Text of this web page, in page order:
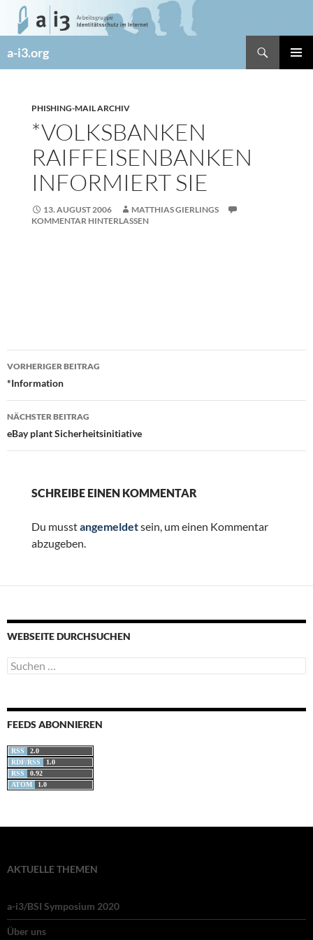
Zum
Inhalt
a-i3.org
PHISHING-MAIL ARCHIV
*VOLKSBANKEN
RAIFFEISENBANKEN
INFORMIERT SIE
13. AUGUST 2006
MATTHIAS GIERLINGS
KOMMENTAR HINTERLASSEN
Beitragsnavigation
VORHERIGER BEITRAG
*Information
NÄCHSTER BEITRAG
eBay plant Sicherheitsinitiative
SCHREIBE EINEN KOMMENTAR
Du musstangemeldetsein, um einen Kommentar
abzugeben.
WEBSEITE DURCHSUCHEN
Suchen
nach:
FEEDS ABONNIEREN
RSS
2.0
RDF/RSS
1.0
RSS
0.92
ATOM
1.0
AKTUELLE THEMEN
a-i3/BSI Symposium 2020
Über uns